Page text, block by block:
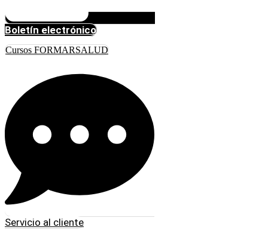
Boletín electrónico
Cursos FORMARSALUD
Servicio al cliente